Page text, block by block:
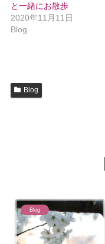
と一緒にお散歩
2020年11月11日
Blog
Blog
Blog